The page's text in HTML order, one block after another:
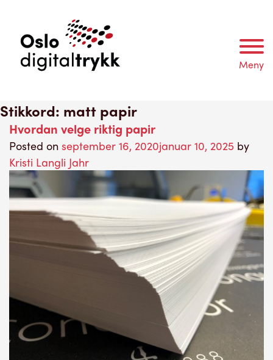
Meny
Stikkord: matt papir
Hvordan velge riktig papir
Posted on september 16, 2020januar 10, 2025 by
Kristi Langli Jahr